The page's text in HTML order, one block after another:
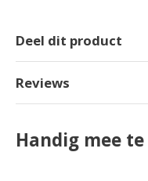
Deel dit product
Reviews
Handig mee